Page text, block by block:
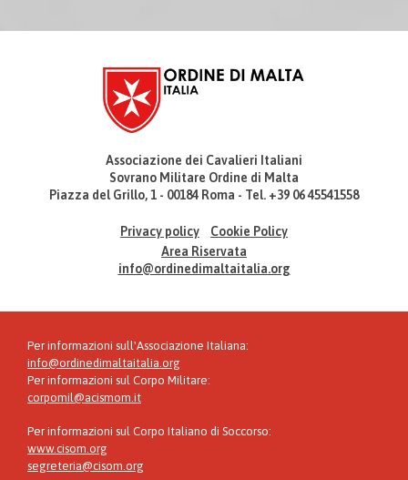
Associazione dei Cavalieri Italiani
Sovrano Militare Ordine di Malta
Piazza del Grillo, 1 - 00184 Roma - Tel. +39 06 45541558
Privacy policy
Cookie Policy
Area Riservata
info@ordinedimaltaitalia.org
Per informazioni sull'Associazione Italiana:
info@ordinedimaltaitalia.org
Per informazioni sul Corpo Militare:
corpomil@acismom.it
Per informazioni sul Corpo Italiano di Soccorso:
www.cisom.org
segreteria@cisom.org